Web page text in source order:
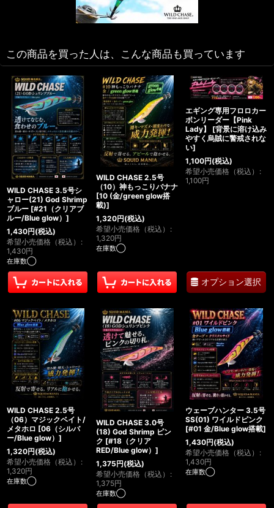
この商品を買った人は、こんな商品も買っています
WILD CHASE 3.5号シ
ャロー(21) God Shrimp
ブルー [#21（クリアブ
ルー/Blue glow） ]
1,430円(税込)
希望小売価格（税込） :
1,430円
在庫数◯
WILD CHASE 2.5号
（10）神もっこりバナナ
[10 (金/green glow搭
載)]
1,320円(税込)
希望小売価格（税込） :
1,320円
在庫数◯
エギング専用フロロカー
ボンリーダー【Pink
Lady】
[背景に溶け込み
やすく烏賊に警戒されな
い]
1,100円(税込)
希望小売価格（税込） :
1,100円
オプション選択
WILD CHASE 2.5号
（06）マジックベイト/
メタホロ [06（シルバ
ー/Blue glow） ]
1,320円(税込)
希望小売価格（税込） :
1,320円
在庫数◯
WILD CHASE 3.0号
(18) God Shrimp ピン
ク [#18（クリア
RED/Blue glow） ]
1,375円(税込)
希望小売価格（税込） :
1,375円
在庫数◯
ウェーブハンター 3.5号
SS(01) ワイルドピンク
[#01 金/Blue glow搭載]
1,430円(税込)
希望小売価格（税込） :
1,430円
在庫数◯